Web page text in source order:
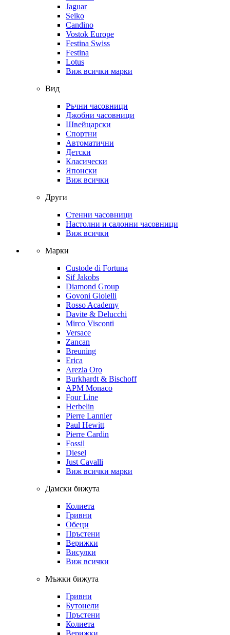
Jaguar
Seiko
Candino
Vostok Europe
Festina Swiss
Festina
Lotus
Виж всички марки
Вид
Ръчни часовници
Джобни часовници
Швейцарски
Спортни
Автоматични
Детски
Класически
Японски
Виж всички
Други
Стенни часовници
Настолни и салонни часовници
Виж всички
Марки
Custode di Fortuna
Sif Jakobs
Diamond Group
Govoni Gioielli
Rosso Academy
Davite & Delucchi
Mirco Visconti
Versace
Zancan
Breuning
Erica
Arezia Oro
Burkhardt & Bischoff
APM Monaco
Four Line
Herbelin
Pierre Lannier
Paul Hewitt
Pierre Cardin
Fossil
Diesel
Just Cavalli
Виж всички марки
Дамски бижута
Колиета
Гривни
Обеци
Пръстени
Верижки
Висулки
Виж всички
Мъжки бижута
Гривни
Бутонели
Пръстени
Колиета
Верижки